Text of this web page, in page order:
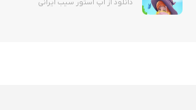
دانلود از اپ استور سیب ایرانی